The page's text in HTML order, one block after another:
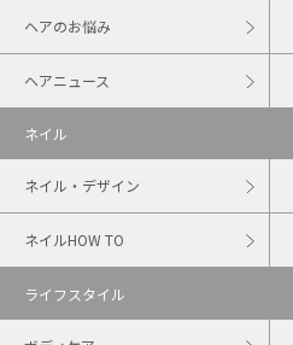
ヘアのお悩み
ヘアニュース
ネイル
ネイル・デザイン
ネイルHOW TO
ライフスタイル